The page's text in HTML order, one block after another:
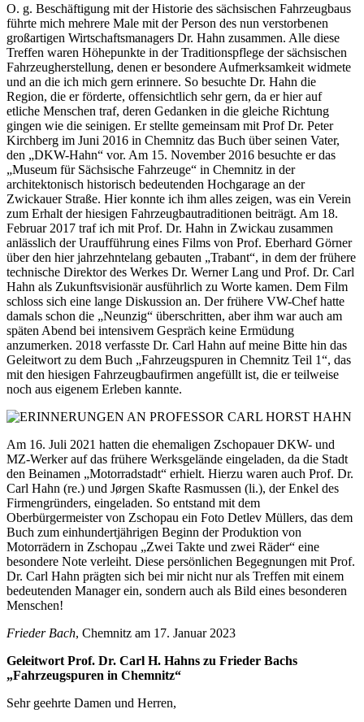
O. g. Beschäftigung mit der Historie des sächsischen Fahrzeugbaus
führte mich mehrere Male mit der Person des nun verstorbenen
großartigen Wirtschaftsmanagers Dr. Hahn zusammen. Alle diese
Treffen waren Höhepunkte in der Traditionspflege der sächsischen
Fahrzeugherstellung, denen er besondere Aufmerksamkeit widmete
und an die ich mich gern erinnere. So besuchte Dr. Hahn die
Region, die er förderte, offensichtlich sehr gern, da er hier auf
etliche Menschen traf, deren Gedanken in die gleiche Richtung
gingen wie die seinigen. Er stellte gemeinsam mit Prof Dr. Peter
Kirchberg im Juni 2016 in Chemnitz das Buch über seinen Vater,
den „DKW-Hahn“ vor. Am 15. November 2016 besuchte er das
„Museum für Sächsische Fahrzeuge“ in Chemnitz in der
architektonisch historisch bedeutenden Hochgarage an der
Zwickauer Straße. Hier konnte ich ihm alles zeigen, was ein Verein
zum Erhalt der hiesigen Fahrzeugbautraditionen beiträgt. Am 18.
Februar 2017 traf ich mit Prof. Dr. Hahn in Zwickau zusammen
anlässlich der Uraufführung eines Films von Prof. Eberhard Görner
über den hier jahrzehntelang gebauten „Trabant“, in dem der frühere
technische Direktor des Werkes Dr. Werner Lang und Prof. Dr. Carl
Hahn als Zukunftsvisionär ausführlich zu Worte kamen. Dem Film
schloss sich eine lange Diskussion an. Der frühere VW-Chef hatte
damals schon die „Neunzig“ überschritten, aber ihm war auch am
späten Abend bei intensivem Gespräch keine Ermüdung
anzumerken. 2018 verfasste Dr. Carl Hahn auf meine Bitte hin das
Geleitwort zu dem Buch „Fahrzeugspuren in Chemnitz Teil 1“, das
mit den hiesigen Fahrzeugbaufirmen angefüllt ist, die er teilweise
noch aus eigenem Erleben kannte.
Am 16. Juli 2021 hatten die ehemaligen Zschopauer DKW- und
MZ-Werker auf das frühere Werksgelände eingeladen, da die Stadt
den Beinamen „Motorradstadt“ erhielt. Hierzu waren auch Prof. Dr.
Carl Hahn (re.) und Jørgen Skafte Rasmussen (li.), der Enkel des
Firmengründers, eingeladen. So entstand mit dem
Oberbürgermeister von Zschopau ein Foto Detlev Müllers, das dem
Buch zum einhundertjährigen Beginn der Produktion von
Motorrädern in Zschopau „Zwei Takte und zwei Räder“ eine
besondere Note verleiht. Diese persönlichen Begegnungen mit Prof.
Dr. Carl Hahn prägten sich bei mir nicht nur als Treffen mit einem
bedeutenden Manager ein, sondern auch als Bild eines besonderen
Menschen!
Frieder Bach, Chemnitz am 17. Januar 2023
Geleitwort Prof. Dr. Carl H. Hahns zu Frieder Bachs
„Fahrzeugspuren in Chemnitz“
Sehr geehrte Damen und Herren,